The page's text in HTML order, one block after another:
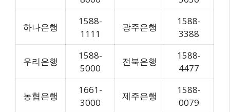
하나은행
1588-
1111
광주은행
1588-
3388
우리은행
1588-
5000
전북은행
1588-
4477
농협은행
1661-
3000
제주은행
1588-
0079